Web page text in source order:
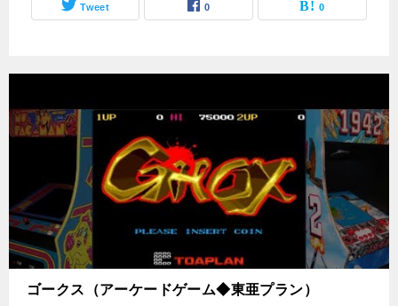
Tweet 0 0
ゴークス（アーケードゲーム◆東亜プラン）